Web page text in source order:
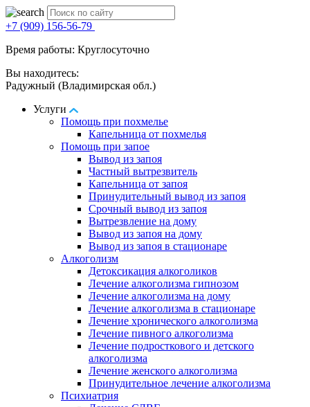
+7 (909) 156-56-79
Время работы: Круглосуточно
Вы находитесь:
Радужный (Владимирская обл.)
Услуги
Помощь при похмелье
Капельница от похмелья
Помощь при запое
Вывод из запоя
Частный вытрезвитель
Капельница от запоя
Принудительный вывод из запоя
Срочный вывод из запоя
Вытрезвление на дому
Вывод из запоя на дому
Вывод из запоя в стационаре
Алкоголизм
Детоксикация алкоголиков
Лечение алкоголизма гипнозом
Лечение алкоголизма на дому
Лечение алкоголизма в стационаре
Лечение хронического алкоголизма
Лечение пивного алкоголизма
Лечение подросткового и детского
алкоголизма
Лечение женского алкоголизма
Принудительное лечение алкоголизма
Психиатрия